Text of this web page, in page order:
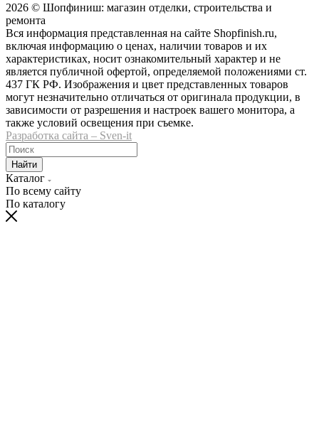
2026 © Шопфиниш: магазин отделки, строительства и
ремонта
Вся информация представленная на сайте Shopfinish.ru,
включая информацию о ценах, наличии товаров и их
характеристиках, носит ознакомительный характер и не
является публичной офертой, определяемой положениями ст.
437 ГК РФ. Изображения и цвет представленных товаров
могут незначительно отличаться от оригинала продукции, в
зависимости от разрешения и настроек вашего монитора, а
также условий освещения при съемке.
Разработка сайта – Sven-it
Найти
Каталог
По всему сайту
По каталогу